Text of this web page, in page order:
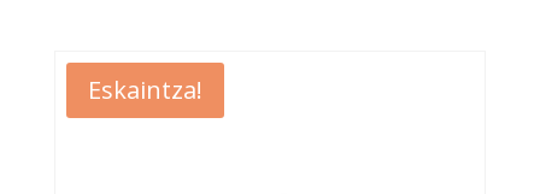
Eskaintza!